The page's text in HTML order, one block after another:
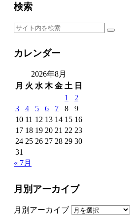
検索
カレンダー
2026年8月
月 火 水 木 金 土 日
1
2
3
4 5 6 7 8
9
10 11 12 13 14 15 16
17 18 19 20 21 22 23
24 25 26 27 28 29 30
31
« 7月
月別アーカイブ
月別アーカイブ